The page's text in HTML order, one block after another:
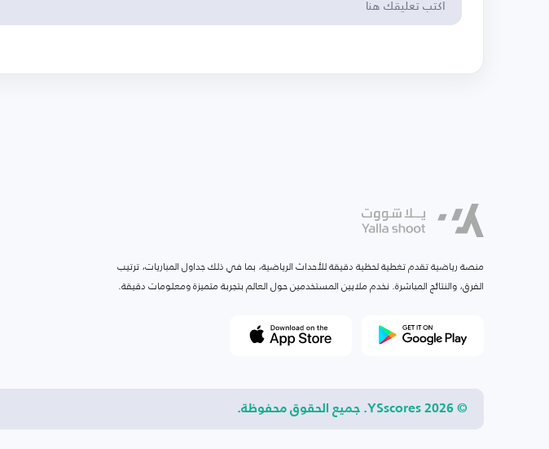
منصة رياضية تقدم تغطية لحظية دقيقة للأحداث الرياضية، بما في ذلك جداول المباريات، ترتيب
الفرق، والنتائج المباشرة. نخدم ملايين المستخدمين حول العالم بتجربة متميزة ومعلومات دقيقة.
© 2026 YSscores. جميع الحقوق محفوظة.